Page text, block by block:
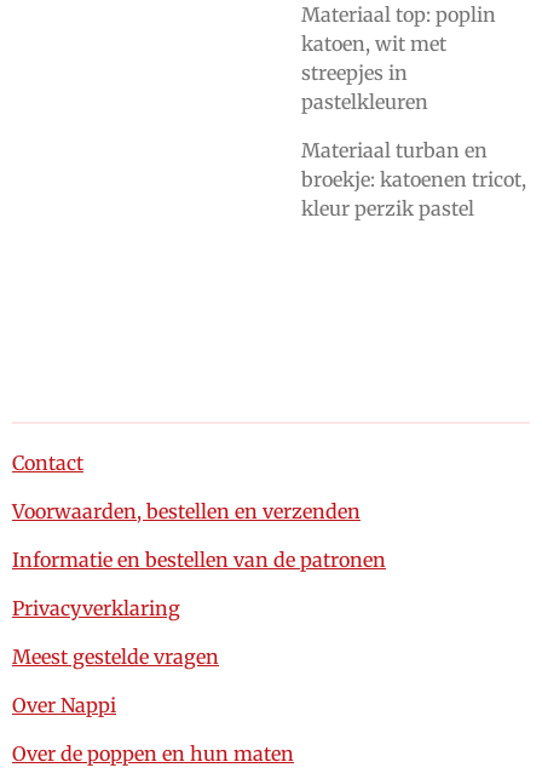
Materiaal top: poplin
katoen, wit met
streepjes in
pastelkleuren
Materiaal turban en
broekje: katoenen tricot,
kleur perzik pastel
Contact
Voorwaarden, bestellen en verzenden
Informatie en bestellen van de patronen
Privacyverklaring
Meest gestelde vragen
Over Nappi
Over de poppen en hun maten